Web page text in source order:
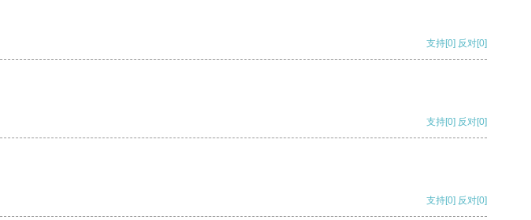
支持[0] 反对[0]
支持[0] 反对[0]
支持[0] 反对[0]